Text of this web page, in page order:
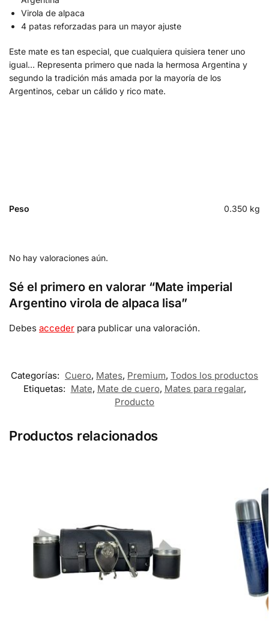
Virola de alpaca
4 patas reforzadas para un mayor ajuste
Este mate es tan especial, que cualquiera quisiera tener uno
igual… Representa primero que nada la hermosa Argentina y
segundo la tradición más amada por la mayoría de los
Argentinos, cebar un cálido y rico mate.
Peso 0.350 kg
No hay valoraciones aún.
Sé el primero en valorar “Mate imperial
Argentino virola de alpaca lisa”
Debes acceder para publicar una valoración.
Categorías: Cuero, Mates, Premium, Todos los productos
Etiquetas: Mate, Mate de cuero, Mates para regalar,
Producto
Productos relacionados